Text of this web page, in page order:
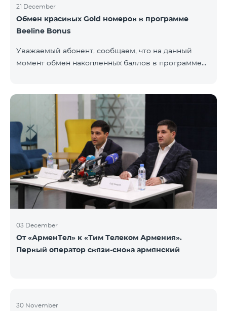
21 December
Обмен красивых Gold номеров в программе
Beeline Bonus
Уважаемый абонент, сообщаем, что на данный
момент обмен накопленных баллов в программе
категорий: Nickel, Bronze, Silver, Platinum.
03 December
От «АрменТел» к «Тим Телеком Армения».
Первый оператор связи-снова армянский
30 November